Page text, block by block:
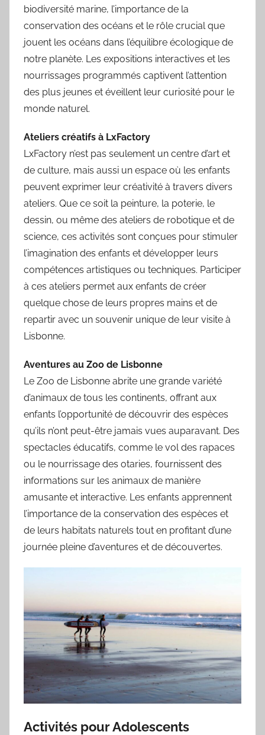
biodiversité marine, l’importance de la
conservation des océans et le rôle crucial que
jouent les océans dans l’équilibre écologique de
notre planète. Les expositions interactives et les
nourrissages programmés captivent l’attention
des plus jeunes et éveillent leur curiosité pour le
monde naturel.
Ateliers créatifs à LxFactory
LxFactory n’est pas seulement un centre d’art et
de culture, mais aussi un espace où les enfants
peuvent exprimer leur créativité à travers divers
ateliers. Que ce soit la peinture, la poterie, le
dessin, ou même des ateliers de robotique et de
science, ces activités sont conçues pour stimuler
l’imagination des enfants et développer leurs
compétences artistiques ou techniques. Participer
à ces ateliers permet aux enfants de créer
quelque chose de leurs propres mains et de
repartir avec un souvenir unique de leur visite à
Lisbonne.
Aventures au Zoo de Lisbonne
Le Zoo de Lisbonne abrite une grande variété
d’animaux de tous les continents, offrant aux
enfants l’opportunité de découvrir des espèces
qu’ils n’ont peut-être jamais vues auparavant. Des
spectacles éducatifs, comme le vol des rapaces
ou le nourrissage des otaries, fournissent des
informations sur les animaux de manière
amusante et interactive. Les enfants apprennent
l’importance de la conservation des espèces et
de leurs habitats naturels tout en profitant d’une
journée pleine d’aventures et de découvertes.
Activités pour Adolescents